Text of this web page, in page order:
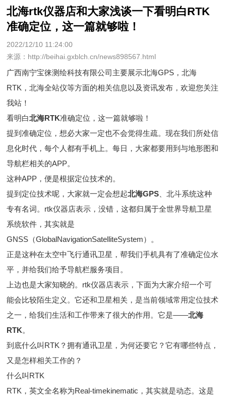
北海rtk仪器店和大家浅谈一下看明白RTK
准确定位，这一篇就够啦！
2022/12/10 11:24:00
来源：http://beihai.gxblch.cn/news898567.html
广西南宁宝徕测绘科技有限公司主要展示北海GPS ，北海
RTK，北海全站仪等方面的相关信息以及资讯发布，欢迎您关注
我站！
看明白北海RTK准确定位，这一篇就够啦！
提到准确定位，想必大家一定也不会觉得生疏。现在我们所处信
息化时代，每个人都有手机上。每日，大家都要用到与地形图和
导航栏相关的APP。
这种APP，便是根据定位技术的。
提到定位技术呢，大家就一定会想起北海GPS 、北斗系统这种
专有名词。rtk仪器店表示，没错，这都归属于全世界导航卫星
系统软件，其实就是
GNSS（GlobalNavigationSatelliteSystem）。
正是这种在太空中飞行通讯卫星，帮我们手机具有了准确定位水
平，并给我们给予导航栏服务项目。
上边也是大家知晓的。rtk仪器店表示，下面为大家介绍一个可
能会比较陌生定义。它还和卫星相关，是当前领域常用定位技术
之一，给我们生活和工作带来了很大的作用。它是——北海
RTK。
到底什么叫RTK？拥有通讯卫星，为何还要它？它有哪些特点，
又是怎样相关工作的？
什么叫RTK
RTK，英文全名称为Real-timekinematic，其实就是动态。这是